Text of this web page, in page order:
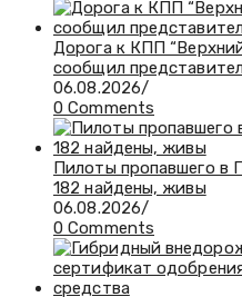
Дорога к КПП
сообщил
06.08.2026/
0 Comments
Пилоты пропавшего в
182 найдены, живы
06.08.2026/
0 Comments